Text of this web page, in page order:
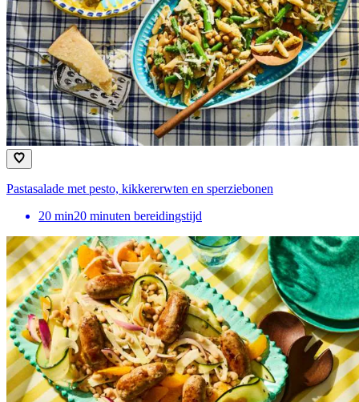
Pastasalade met pesto, kikkererwten en sperziebonen
20 min20 minuten bereidingstijd